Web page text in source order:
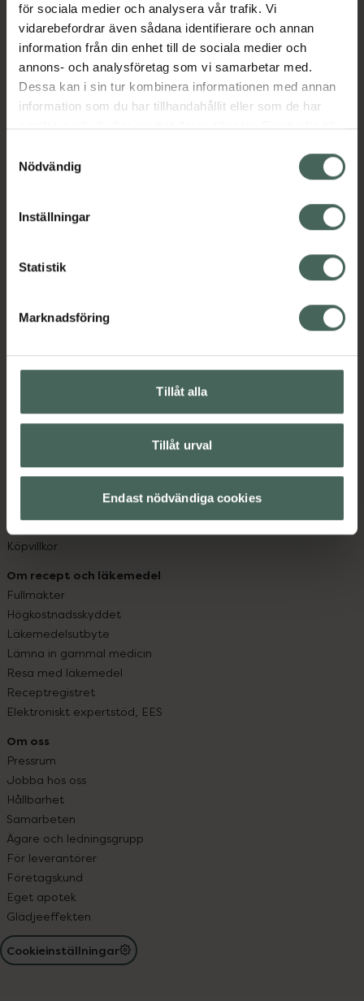
för sociala medier och analysera vår trafik. Vi
vidarebefordrar även sådana identifierare och annan
information från din enhet till de sociala medier och
annons- och analysföretag som vi samarbetar med.
Dessa kan i sin tur kombinera informationen med annan
information som du har tillhandahållit eller som de har
samlat in när du har använt deras tjänster. Samtycke till
återkalla ditt samtycke via webbplatsens
cookieinställningar. Ett återkallat samtycke påverkar inte
lagligheten av behandling som skett innan återkallelsen.
Nödvändig
Inställningar
Statistik
Marknadsföring
Tillåt alla
Tillåt urval
Endast nödvändiga cookies
Beskrivning Dölj
EAN:05714372010486
syd till Lappland i norr, och online i mobilen och på
hjälpa just dig att må lite bättre. Välkommen att prata
med oss.
Kundservice
Hitta apotek
Leverans, betalning och retur
Sajtens tillgänglighet
App
Köpvillkor
Om recept och läkemedel
Fullmakter
Högkostnadsskyddet
Läkemedelsutbyte
Lämna in gammal medicin
Resa med läkemedel
Receptregistret
Elektroniskt expertstöd, EES
Om oss
Pressrum
Jobba hos oss
Hållbarhet
Samarbeten
Ägare och ledningsgrupp
För leverantörer
Företagskund
Eget apotek
Glädjeeffekten
Cookieinställningar